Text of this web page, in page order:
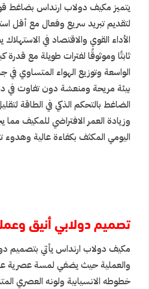
يتميز مكيف دولاب ارنداس بضاغط
لتقديم تبريد سريع وفعال مع أقل
الأداء القوي والاقتصاد في
ثابتًا وموثوقًا لفترات طويلة مع
الواسعة وتوزيع الهواء المتساوي في
بيئة مريحة ومنعشة دون تفاوت في
الضاغط بالتحكم الذكي في الطاقة
وزيادة العمر الافتراضي للمكيف مما
اليومي المكثف بكفاءة عالية وهدوء
تصميم دولابي أنيق
مكيف دولاب ارنداس يأتي بتصميم
والعملية حيث يضفي لمسة عصرية
خطوطه الانسيابية ولونه العصري